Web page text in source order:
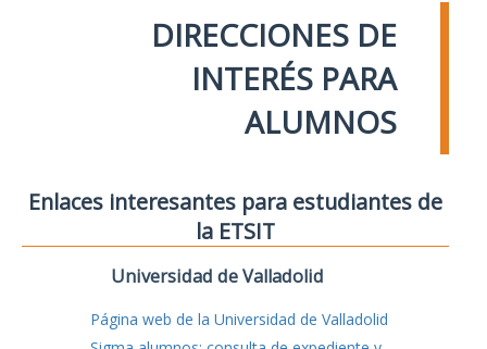
DIRECCIONES DE
INTERÉS PARA
ALUMNOS
Enlaces interesantes para estudiantes de
la ETSIT
Universidad de Valladolid
Página web de la Universidad de Valladolid